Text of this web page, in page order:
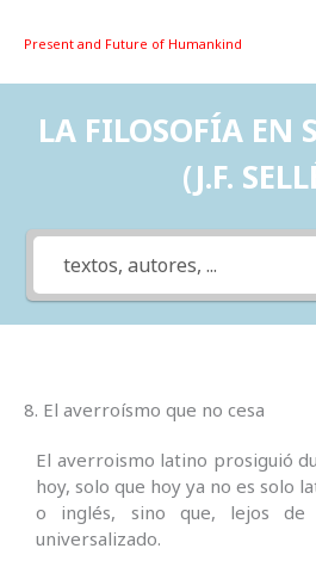
Present and Future of Humankind
LA FILOSOFÍA EN
(J.F.
8. El averroísmo que no cesa
El averroismo latino prosiguió
hoy, solo que hoy ya no es solo
o inglés, sino que, lejos de
universalizado.